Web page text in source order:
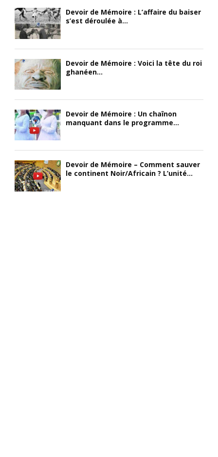
Devoir de Mémoire : L’affaire du baiser
s’est déroulée à...
Devoir de Mémoire : Voici la tête du roi
ghanéen...
Devoir de Mémoire : Un chaînon
manquant dans le programme...
Devoir de Mémoire – Comment sauver
le continent Noir/Africain ? L’unité...